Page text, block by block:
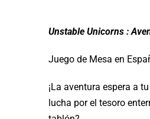
Unstable Unicorns :
Juego de Mesa en
¡La aventura espera a
lucha por el tesoro